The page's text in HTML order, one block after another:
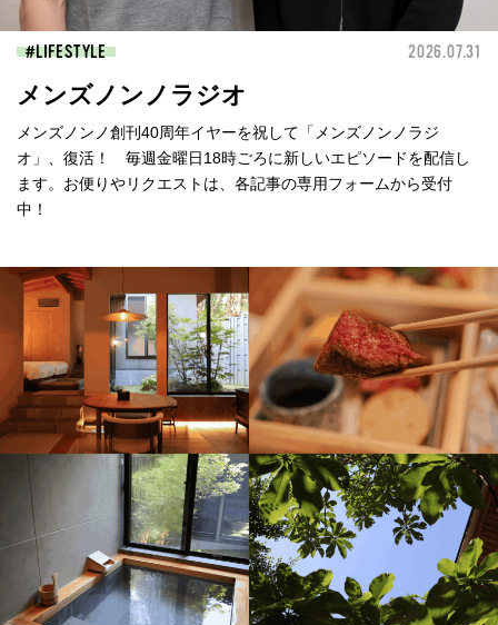
LIFESTYLE 2026.07.31
メンズノンノラジオ
メンズノンノ創刊40周年イヤーを祝して「メンズノンノラジ
オ」、復活！ 毎週金曜日18時ごろに新しいエピソードを配信し
ます。お便りやリクエストは、各記事の専用フォームから受付
中！